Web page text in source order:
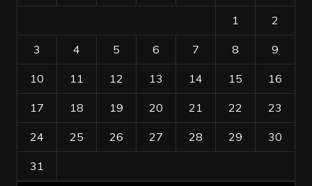
1 2
3 4 5 6 7 8 9
10 11 12 13 14 15 16
17 18 19 20 21 22 23
24 25 26 27 28 29 30
31